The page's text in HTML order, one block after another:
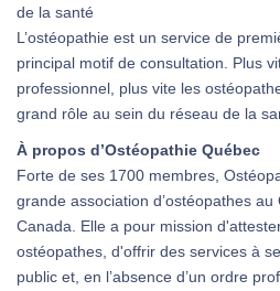
de la santé
L’ostéopathie est un service de
principal motif de consultation. Plus
professionnel, plus vite les
grand rôle au sein du réseau de la
À propos d’Ostéopathie Québec
Forte de ses 1700 membres,
grande association d’ostéopathes
Canada. Elle a pour mission
ostéopathes, d'offrir des services à
public et, en l’absence d’un ordre